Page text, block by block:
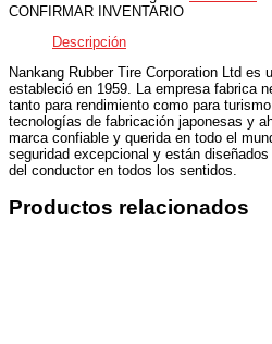
CONFIRMAR INVENTARIO
Descripción
Nankang Rubber Tire Corporation Ltd es
estableció en 1959. La empresa fabrica
tanto para rendimiento como para
tecnologías de fabricación japonesas y
marca confiable y querida en todo el
seguridad excepcional y están
del conductor en todos los sentidos.
Productos relacionados